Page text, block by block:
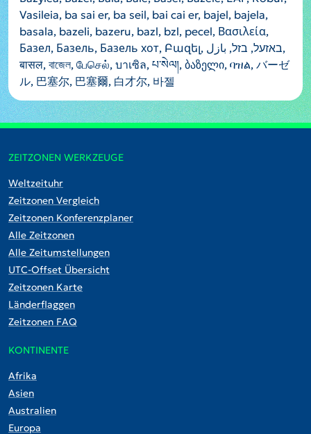
Vasileia, ba sai er, ba seil, bai cai er, bajel, bajela,
basala, bazeli, bazeru, bazl, bzl, pecel, Βασιλεία,
Базел, Базель, Базель хот, Բազել, באזעל, בזל, بازل,
बासल, বাজেল, பேசெல், บาเซิล, པ་སེལ།, ბაზელი, ባዝል, バーゼ
ル, 巴塞尔, 巴塞爾, 白才尔, 바젤
ZEITZONEN WERKZEUGE
Weltzeituhr
Zeitzonen Vergleich
Zeitzonen Konferenzplaner
Alle Zeitzonen
Alle Zeitumstellungen
UTC-Offset Übersicht
Zeitzonen Karte
Länderflaggen
Zeitzonen FAQ
KONTINENTE
Afrika
Asien
Australien
Europa